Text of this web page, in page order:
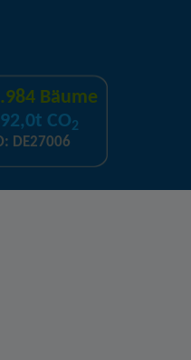
Bäume
CO2
DE27006